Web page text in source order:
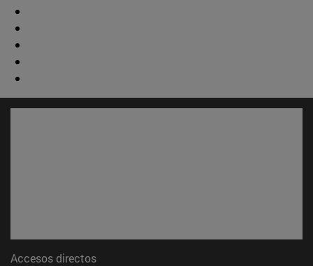
Accesos directos